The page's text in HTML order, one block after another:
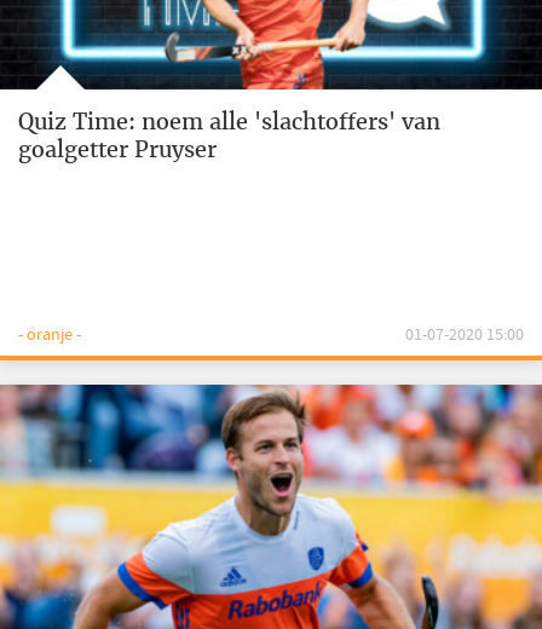
Quiz Time: noem alle 'slachtoffers' van
goalgetter Pruyser
- oranje - 01-07-2020 15:00